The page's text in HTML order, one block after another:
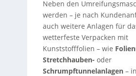
Neben den
werden – je nach
auch weitere Anlagen für
wetterfeste Verpacken mit
Kunststofffolien – wie
Stretchhauben- oder
Schrumpftunnelanlagen–